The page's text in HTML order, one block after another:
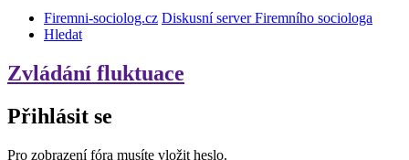
Firemni-sociolog.cz Diskusní server Firemního sociologa
Hledat
Zvládání fluktuace
Přihlásit se
Pro zobrazení fóra musíte vložit heslo.